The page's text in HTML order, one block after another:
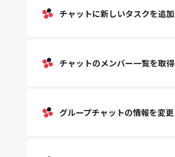
チャットに新しいタスクを追加
チャットのメンバー一覧を取得
グループチャットの情報を変更